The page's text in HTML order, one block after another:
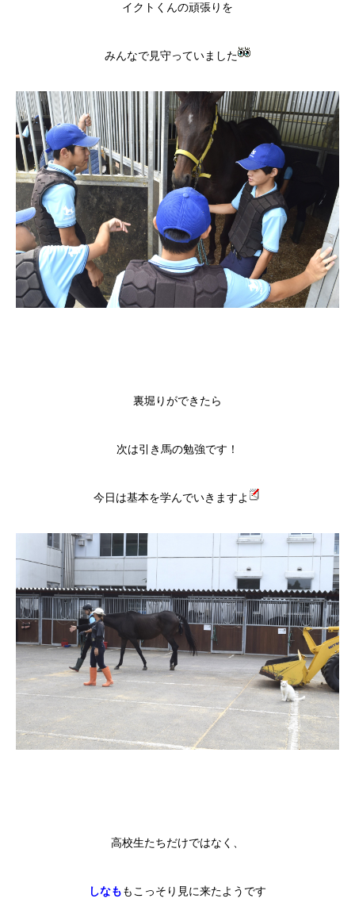
イクトくんの頑張りを
みんなで見守っていました
裏堀りができたら
次は引き馬の勉強です！
今日は基本を学んでいきますよ
高校生たちだけではなく、
しなももこっそり見に来たようです